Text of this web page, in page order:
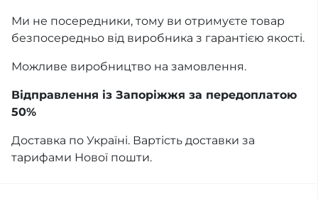
Ми не посередники, тому ви отримуєте товар
безпосередньо від виробника з гарантією якості.
Можливе виробництво на замовлення.
Відправлення із Запоріжжя за передоплатою
50%
Доставка по Україні. Вартість доставки за
тарифами Нової пошти.